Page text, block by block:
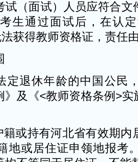
试（面试）人员应符合文
生通过面试后，在认
法获得教师资格证，责任
定退休年龄的中国公民
》及《<教师资格条例>
籍或持有河北省有效期内
地或居住证申领地报考